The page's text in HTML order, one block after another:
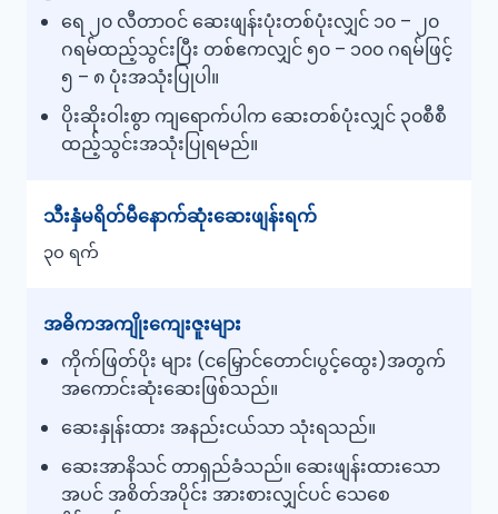
ရေ ၂၀ လီတာဝင် ဆေးဖျန်းပုံးတစ်ပုံးလျှင် ၁၀ – ၂၀
ဂရမ်ထည့်သွင်းပြီး တစ်ဧကလျှင် ၅၀ – ၁၀၀ ဂရမ်ဖြင့်
၅ – ၈ ပုံးအသုံးပြုပါ။
ပိုးဆိုးဝါးစွာ ကျရောက်ပါက ဆေးတစ်ပုံးလျှင် ၃၀စီစီ
ထည့်သွင်းအသုံးပြုရမည်။
သီးနှံမရိတ်မီနောက်ဆုံးဆေးဖျန်းရက်
၃၀ ရက်
အဓိကအကျိုးကျေးဇူးများ
ကိုက်ဖြတ်ပိုး များ (ငမြှောင်တောင်၊ပွင့်ထွေး)အတွက်
အကောင်းဆုံးဆေးဖြစ်သည်။
ဆေးနှုန်းထား အနည်းငယ်သာ သုံးရသည်။
ဆေးအာနိသင် တာရှည်ခံသည်။ ဆေးဖျန်းထားသော
အပင် အစိတ်အပိုင်း အားစားလျှင်ပင် သေစေ